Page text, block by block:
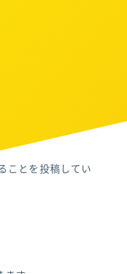
ことを投稿してい